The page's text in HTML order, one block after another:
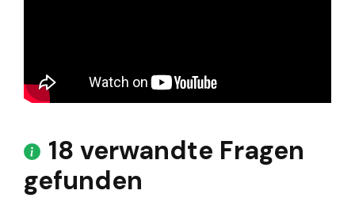
18 verwandte Fragen
gefunden